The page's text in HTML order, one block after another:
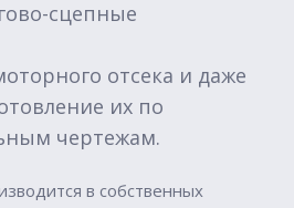
сцепные
отсека и даже
их по
чертежам.
в собственных